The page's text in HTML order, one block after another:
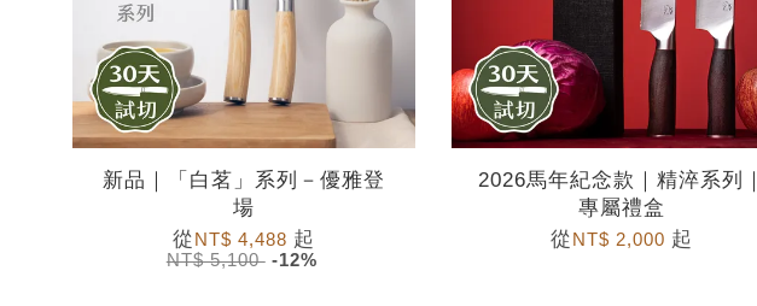
新品｜「白茗」系列－優雅登
場
從NT$ 4,488 起
NT$ 5,100 -12%
2026馬年紀念款｜精淬系列｜
專屬禮盒
從NT$ 2,000 起